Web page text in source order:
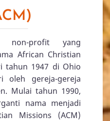
non-profit yang
African Christian
tahun 1947 di Ohio
oleh gereja-gereja
Mulai tahun 1990,
nama menjadi
Missions (ACM)